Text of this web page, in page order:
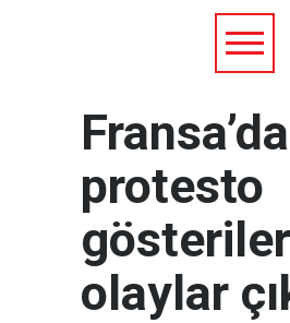
Fransa’da
protesto
olaylar